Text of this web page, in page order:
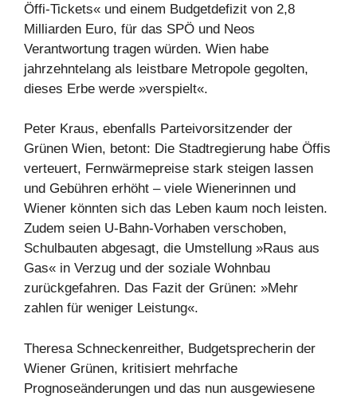
Öffi‑Tickets« und einem Budgetdefizit von 2,8
Milliarden Euro, für das SPÖ und Neos
Verantwortung tragen würden. Wien habe
jahrzehntelang als leistbare Metropole gegolten,
dieses Erbe werde »verspielt«.
Peter Kraus, ebenfalls Parteivorsitzender der
Grünen Wien, betont: Die Stadtregierung habe Öffis
verteuert, Fernwärmepreise stark steigen lassen
und Gebühren erhöht – viele Wienerinnen und
Wiener könnten sich das Leben kaum noch leisten.
Zudem seien U‑Bahn‑Vorhaben verschoben,
Schulbauten abgesagt, die Umstellung »Raus aus
Gas« in Verzug und der soziale Wohnbau
zurückgefahren. Das Fazit der Grünen: »Mehr
zahlen für weniger Leistung«.
Theresa Schneckenreither, Budgetsprecherin der
Wiener Grünen, kritisiert mehrfache
Prognoseänderungen und das nun ausgewiesene